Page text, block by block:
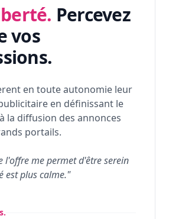
Percevez
vos
en toute autonomie leur
en définissant le
la diffusion des annonces
portails.
l'offre me permet d'être serein
est plus calme."